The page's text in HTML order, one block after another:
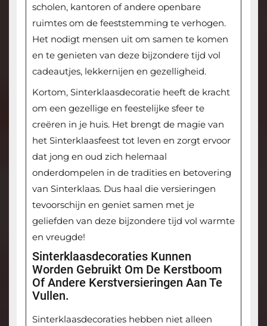
scholen, kantoren of andere openbare
ruimtes om de feeststemming te verhogen.
Het nodigt mensen uit om samen te komen
en te genieten van deze bijzondere tijd vol
cadeautjes, lekkernijen en gezelligheid.
Kortom, Sinterklaasdecoratie heeft de kracht
om een gezellige en feestelijke sfeer te
creëren in je huis. Het brengt de magie van
het Sinterklaasfeest tot leven en zorgt ervoor
dat jong en oud zich helemaal
onderdompelen in de tradities en betovering
van Sinterklaas. Dus haal die versieringen
tevoorschijn en geniet samen met je
geliefden van deze bijzondere tijd vol warmte
en vreugde!
Sinterklaasdecoraties Kunnen
Worden Gebruikt Om De Kerstboom
Of Andere Kerstversieringen Aan Te
Vullen.
Sinterklaasdecoraties hebben niet alleen